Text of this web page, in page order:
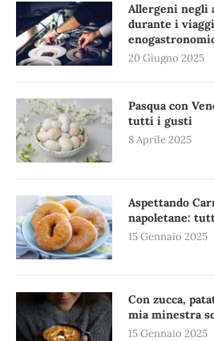
Allergeni negli
durante i
20 Giugno 2025
Pasqua con
tutti i gusti
8 Aprile 2025
Aspettando
napoletane:
15 Gennaio 2025
Con zucca,
mia minestra
15 Gennaio 2025